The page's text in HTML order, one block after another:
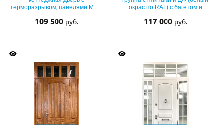
терморазрывом, панелями МДФ
боковой остекленной вставкой с
109 500 руб.
окрас по RAL) с багетом и
терморазрывом, ковкой и
117 000 руб.